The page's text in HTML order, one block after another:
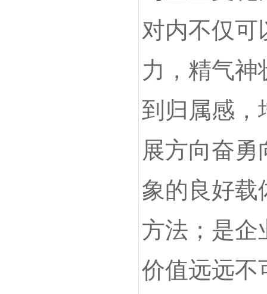
对内不仅可
力，精气神
到归属感，
展方向奋
象的良好载
方法；是企
价值远远不